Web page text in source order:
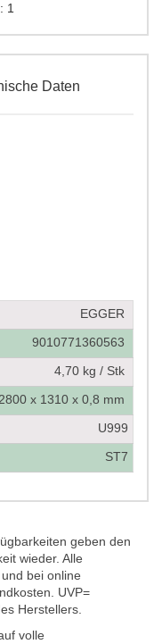
Daten
EGGER
9010771360563
4,70 kg / Stk
2800 x 1310 x 0,8 mm
U999
ST7
geben den
wieder. Alle
bei online
UVP=
Herstellers.
volle